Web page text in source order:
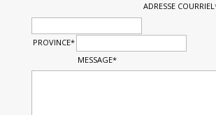
ADRESSE COURRIEL
PROVINCE*
MESSAGE*